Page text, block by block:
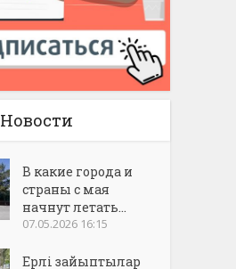
Новости
В какие города и
страны с мая
начнут летать...
07.05.2026 16:15
Ерлі зайыптылар